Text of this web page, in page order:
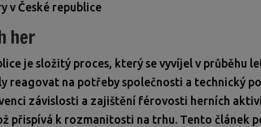
v České republice
her
je složitý proces, který se vyvíjel v průběhu
reagovat na potřeby společnosti a technický
závislosti a zajištění férovosti herních
přispívá k rozmanitosti na trhu. Tento článek